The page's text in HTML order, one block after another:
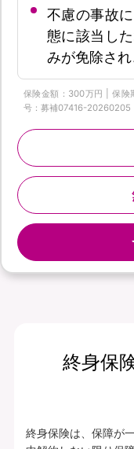
不慮の事故
態に該当し
みが免除され
保険金額：300万円 | 保険
号：募補07416-20260205
終身保
終身保険は、保障が